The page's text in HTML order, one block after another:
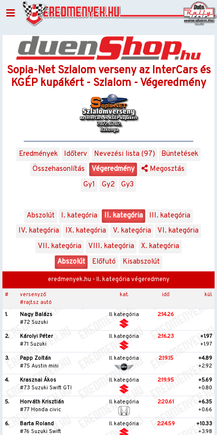
Sopia-Net Szlalom verseny az InterCars és
KGÉP kupákért - Szlalom - Végeredmény
Eredmények Időterv Nevezési lista (97)
Büntetések
Összehasonlítás
Végeredmény
Megosztás
Gy1
Gy2 Gy3
Abszolút I. kategória II. kategória
III. kategória
IV. kategória
IX. kategória V. kategória
VI. kategória
VII. kategória
VIII. kategória
X. kategória
Abszolút
Előfutó Kisabszolút
eredmenyek.hu - II. kategória végeredmeny
#
versenyző
#rajt.sz autó
kat. idő kül.
1.
Nagy Balázs
#72 Suzuki
II. kategória 2:14.26
2.
Károlyi Péter
#71 Suzuki
II. kategória 2:16.23
+1.97
+1.97
3.
Papp Zoltán
#75 Austin mini
II. kategória 2:19.15
+4.89
+2.92
4.
Krasznai Ákos
#73 Suzuki Swift GTI
II. kategória 2:19.95
+5.69
+0.80
5.
Horváth Krisztián
#77 Honda civic
II. kategória 2:20.61
+6.35
+0.66
6.
Barta Roland
#76 Suzuki Swift
II. kategória 2:24.59
+10.33
+3.98